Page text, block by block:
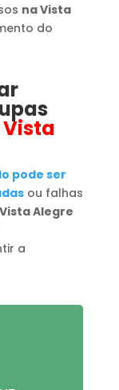
na Vista
do
pode ser
ou falhas
Alegre
a